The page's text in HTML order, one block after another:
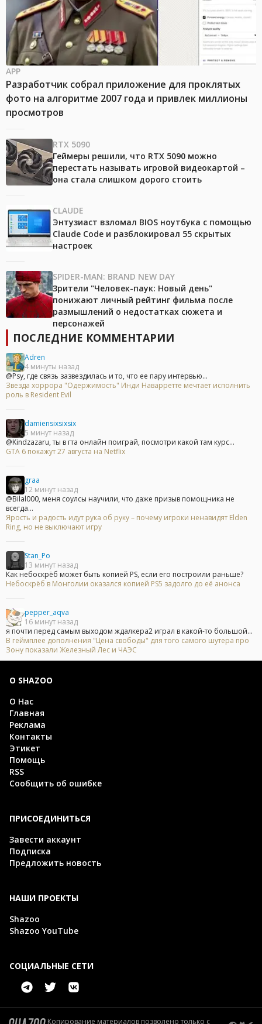
APP
Разработчик собрал приложение для проклятых
фото на алгоритме 2007 года и привлек миллионы
просмотров
RTX 5090
Геймеры решили, что RTX 5090 можно
перестать называть игровой видеокартой –
она стала слишком дорого стоить
CLAUDE
Энтузиаст взломал BIOS ноутбука с помощью
Claude Code и разблокировал 55 скрытых
настроек
SPIDER-MAN: BRAND NEW DAY
Зрители "Человек-паук: Новый день"
понижают личный рейтинг фильма после
размышлений о недостатках сюжета и
персонажей
ПОСЛЕДНИЕ КОММЕНТАРИИ
Adren
4 минуты назад
@Psy, где связь зазвездилась и то, что ее пару интервью...
Звезда хоррора "Одержимость" Инди Наварретте мечтает исполнить
роль в Resident Evil
damiensixsixsix
5 минут назад
@Kindzazaru, ты в гта онлайн поиграй, посмотри какой там курс...
GTA 6 покажут 27 августа на Netflix
graa
12 минут назад
@Bilal000, меня соулсы научили, что даже призыв помощника не
всегда...
Ярость и радость идут рука об руку – почему игроки ненавидят Elden
Ring, но не выключают игру
Stan_Po
13 минут назад
Как небоскрёб может быть копией PS, если его построили раньше?
Небоскрёб в Монголии оказался копией PS5 задолго до её анонса
pepper_aqva
16 минут назад
я почти перед самым выходом ждалкера2 играл в какой-то большой...
В геймплее дополнения "Цена свободы" для того самого шутера про
Зону показали Железный Лес и ЧАЭС
О SHAZOO
О Нас
Главная
Реклама
Контакты
Этикет
Помощь
RSS
Сообщить об ошибке
ПРИСОЕДИНИТЬСЯ
Завести аккаунт
Подписка
Предложить новость
НАШИ ПРОЕКТЫ
Shazoo
Shazoo YouTube
СОЦИАЛЬНЫЕ СЕТИ
Копирование материалов позволено только с